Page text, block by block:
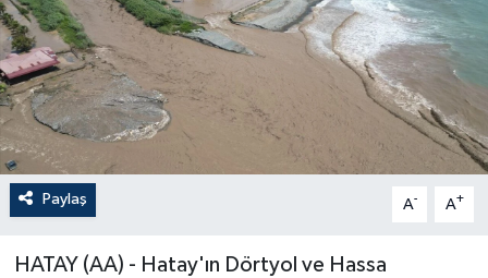
Paylaş A- A+
HATAY (AA) - Hatay'ın Dörtyol ve Hassa